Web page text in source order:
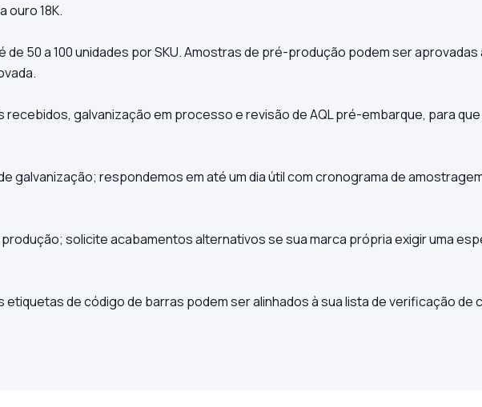
ouro 18K.
de 50 a 100 unidades por SKU. Amostras de pré-produção podem ser
galvanização em processo e revisão de AQL pré-embarque, para
respondemos em até um dia útil com cronograma de
solicite acabamentos alternativos se sua marca própria exigir uma
de código de barras podem ser alinhados à sua lista de verificação de